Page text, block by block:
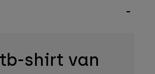
shirt van